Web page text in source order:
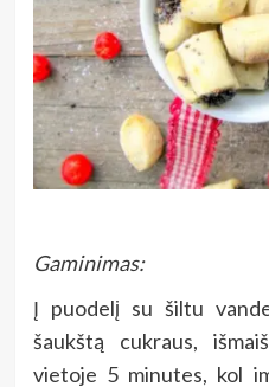
Gaminimas:
Į puodelį su šiltu
šaukštą cukraus,
vietoje 5 minutes, kol